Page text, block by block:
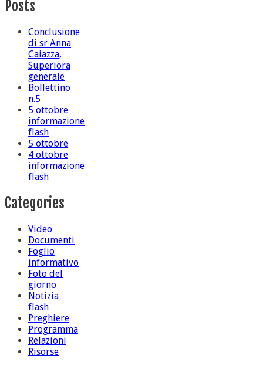
Posts
Conclusione
di sr Anna
Caiazza,
Superiora
generale
Bollettino
n.5
5 ottobre
informazione
flash
5 ottobre
4 ottobre
informazione
flash
Categories
Video
Documenti
Foglio
informativo
Foto del
giorno
Notizia
flash
Preghiere
Programma
Relazioni
Risorse